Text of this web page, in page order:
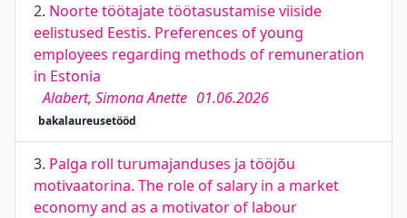
2. Noorte töötajate töötasustamise viiside
eelistused Eestis. Preferences of young
employees regarding methods of remuneration
in Estonia
Alabert, Simona Anette 01.06.2026
bakalaureusetööd
3. Palga roll turumajanduses ja tööjõu
motivaatorina. The role of salary in a market
economy and as a motivator of labour